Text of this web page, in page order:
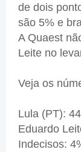
de dois
são 5% e
A Quaest
Leite no
Veja os
Lula (PT):
Eduardo
Indecisos: